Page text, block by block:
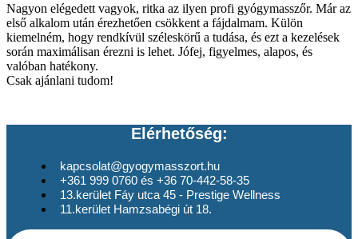
Nagyon elégedett vagyok, ritka az ilyen profi gyógymasszőr. Már az
első alkalom után érezhetően csökkent a fájdalmam. Külön
kiemelném, hogy rendkívül széleskörű a tudása, és ezt a kezelések
során maximálisan érezni is lehet. Jófej, figyelmes, alapos, és
valóban hatékony.
Csak ajánlani tudom!
Elérhetőség:
kapcsolat@gyogymasszort.hu
+361 999 0760 és +36 70-442-58-35
13.kerület Fáy utca 45 - Prestige Wellness
11.kerület Hamzsabégi út 18.